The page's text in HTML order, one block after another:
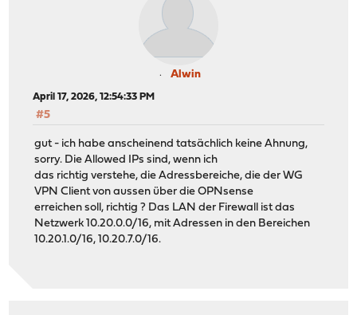
Alwin
April 17, 2026, 12:54:33 PM
#5
gut - ich habe anscheinend tatsächlich keine Ahnung,
sorry. Die Allowed IPs sind, wenn ich
das richtig verstehe, die Adressbereiche, die der WG
VPN Client von aussen über die OPNsense
erreichen soll, richtig ? Das LAN der Firewall ist das
Netzwerk 10.20.0.0/16, mit Adressen in den Bereichen
10.20.1.0/16, 10.20.7.0/16.